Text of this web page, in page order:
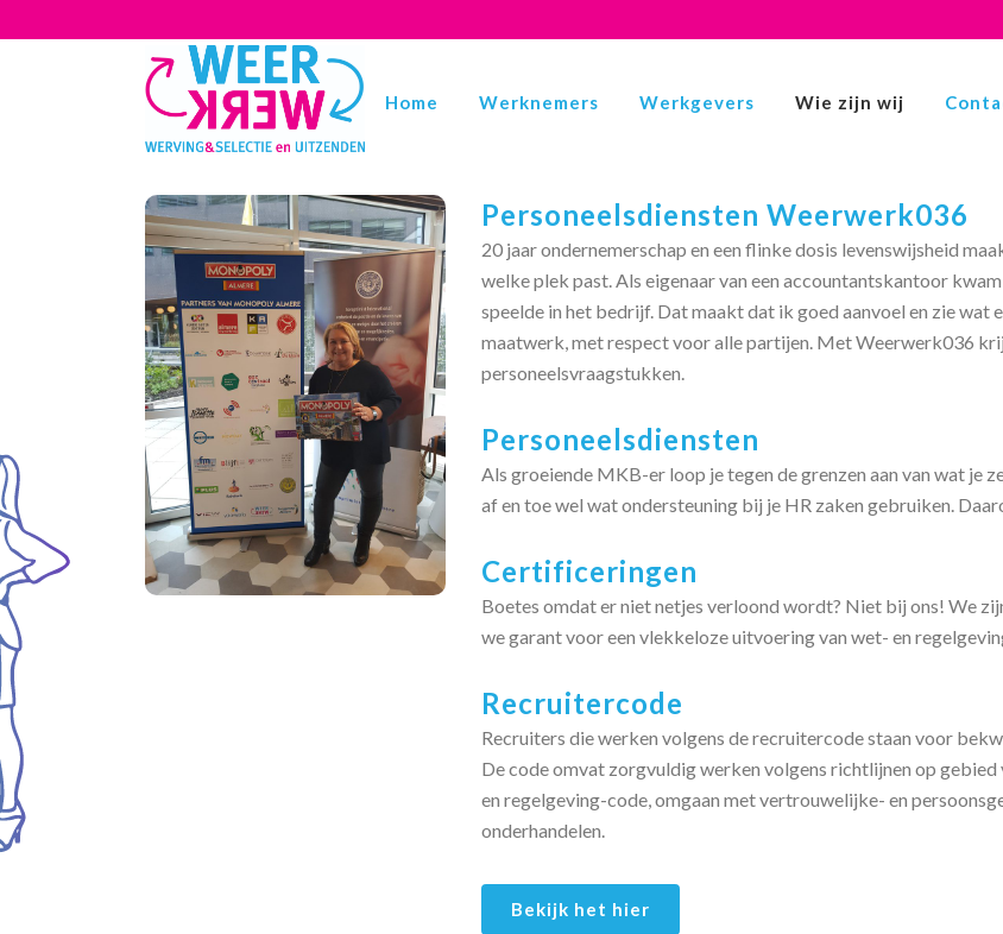
Home Werknemers Werkgevers Wie zijn wij
Personeelsdiensten Weerwerk036
20 jaar ondernemerschap en een flinke dosis levenswijsheid
welke plek past. Als eigenaar van een accountantskantoor
speelde in het bedrijf. Dat maakt dat ik goed aanvoel en zie
maatwerk, met respect voor alle partijen. Met Weerwerk036
personeelsvraagstukken.
Personeelsdiensten
Als groeiende MKB-er loop je tegen de grenzen aan van wat je
af en toe wel wat ondersteuning bij je HR zaken gebruiken.
Certificeringen
Boetes omdat er niet netjes verloond wordt? Niet bij ons! We
we garant voor een vlekkeloze uitvoering van wet- en
Recruitercode
Recruiters die werken volgens de recruitercode staan voor
De code omvat zorgvuldig werken volgens richtlijnen op
en regelgeving-code, omgaan met vertrouwelijke- en
onderhandelen.
Bekijk het hier